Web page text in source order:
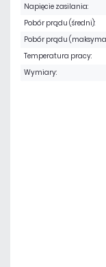
Napięcie zasilania:
Pobór prądu (średni):
Pobór prądu
Temperatura pracy:
Wymiary: